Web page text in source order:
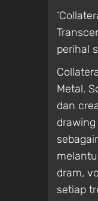
perihal
Metal.
dan
dram,
setiap